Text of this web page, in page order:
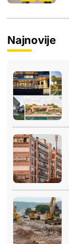
Najnovije